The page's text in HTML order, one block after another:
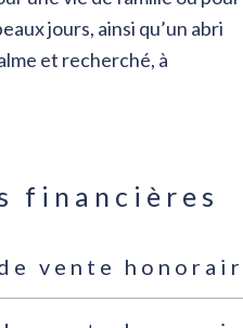
jours, ainsi qu’un abri
et recherché, à
financières
Valeurs
vente